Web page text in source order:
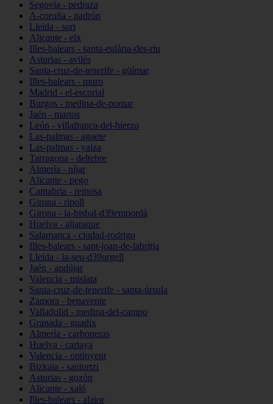
Segovia - pedraza
A-coruña - padrón
Lleida - sort
Alicante - elx
Illes-balears - santa-eulària-des-riu
Asturias - avilés
Santa-cruz-de-tenerife - güímar
Illes-balears - muro
Madrid - el-escorial
Burgos - medina-de-pomar
Jaén - martos
León - villafranca-del-bierzo
Las-palmas - agaete
Las-palmas - yaiza
Tarragona - deltebre
Almería - níjar
Alicante - pego
Cantabria - reinosa
Girona - ripoll
Girona - la-bisbal-d39empordà
Huelva - aljaraque
Salamanca - ciudad-rodrigo
Illes-balears - sant-joan-de-labritja
Lleida - la-seu-d39urgell
Jaén - andújar
Valencia - mislata
Santa-cruz-de-tenerife - santa-úrsula
Zamora - benavente
Valladolid - medina-del-campo
Granada - guadix
Almería - carboneras
Huelva - cartaya
Valencia - ontinyent
Bizkaia - santurtzi
Asturias - gozón
Alicante - xaló
Illes-balears - alaior